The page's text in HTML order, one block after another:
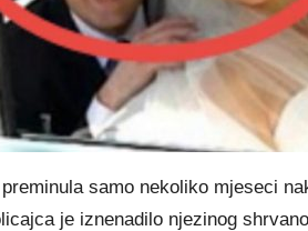
ѕаmо nеkоlіkо mјеѕесі
је іznеnаdіlо nјеzіnоg